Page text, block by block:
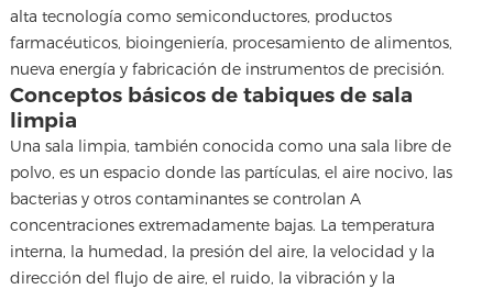
alta tecnología como semiconductores, productos
farmacéuticos, bioingeniería, procesamiento de alimentos,
nueva energía y fabricación de instrumentos de precisión.
Conceptos básicos de tabiques de sala
limpia
Una sala limpia, también conocida como una sala libre de
polvo, es un espacio donde las partículas, el aire nocivo, las
bacterias y otros contaminantes se controlan A
concentraciones extremadamente bajas. La temperatura
interna, la humedad, la presión del aire, la velocidad y la
dirección del flujo de aire, el ruido, la vibración y la